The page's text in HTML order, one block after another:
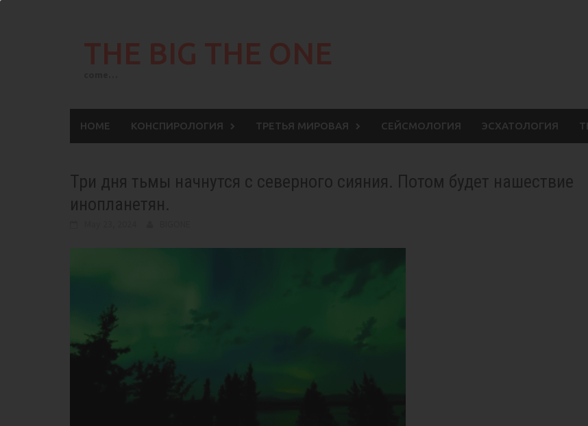
THE BIG THE ONE
HOME КОНСПИРОЛОГИЯ ТРЕТЬЯ МИРОВАЯ СЕЙСМОЛОГИЯ ЭСХАТОЛОГИЯ
Три дня тьмы начнутся с северного сияния. Потом будет нашествие
инопланетян.